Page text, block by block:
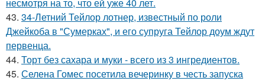
43. 34-Летний Тейлор лотнер, известный по роли
Джейкоба в "Сумерках", и его супруга Тейлор доум ждут
первенца.
44. Торт без сахара и муки - всего из 3 ингредиентов.
45. Селена Гомес посетила вечеринку в честь запуска